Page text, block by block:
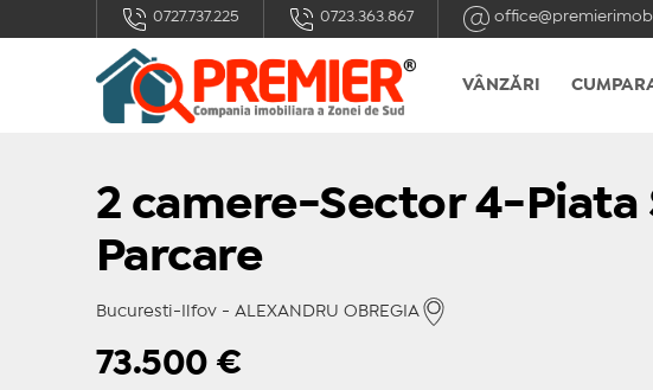
0727.737.225 0723.363.867
VÂNZĂRI
2 camere-Sector 4-
Parcare
Bucuresti-Ilfov - ALEXANDRU OBREGIA
73.500€